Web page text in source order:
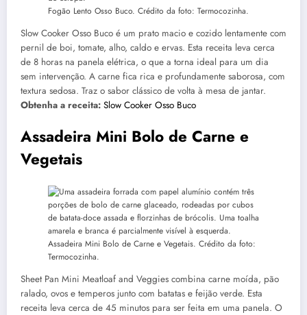
Fogão Lento Osso Buco. Crédito da foto: Termocozinha.
Slow Cooker Osso Buco é um prato macio e cozido lentamente com
pernil de boi, tomate, alho, caldo e ervas. Esta receita leva cerca
de 8 horas na panela elétrica, o que a torna ideal para um dia
sem intervenção. A carne fica rica e profundamente saborosa, com
textura sedosa. Traz o sabor clássico de volta à mesa de jantar.
Obtenha a receita: Slow Cooker Osso Buco
Assadeira Mini Bolo de Carne e
Vegetais
Assadeira Mini Bolo de Carne e Vegetais. Crédito da foto:
Termocozinha.
Sheet Pan Mini Meatloaf and Veggies combina carne moída, pão
ralado, ovos e temperos junto com batatas e feijão verde. Esta
receita leva cerca de 45 minutos para ser feita em uma panela. O